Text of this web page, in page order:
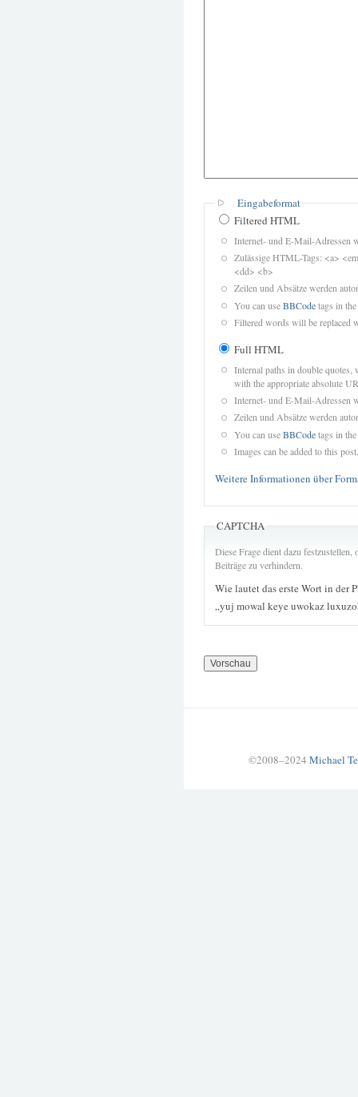
Eingabeformat
Filtered HTML
Internet- und E-Mail-Adressen
Zulässige HTML-Tags: <a>
<dd> <b>
Zeilen und Absätze werden
You can useBBCodetags in
Filtered words will be replaced
Full HTML
Internal paths in double quotes,
with the appropriate absolute
Internet- und E-Mail-Adressen
Zeilen und Absätze werden
You can useBBCodetags in
Images can be added to this post.
Weitere Informationen über
CAPTCHA
Diese Frage dient dazu
Beiträge zu verhindern.
Wie lautet das erste Wort in der
„yuj mowal keye uwokaz
©2008–2024 Michael